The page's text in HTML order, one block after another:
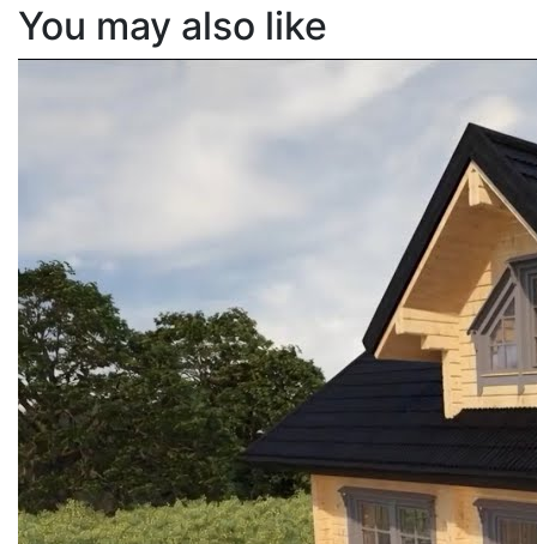
You may also like